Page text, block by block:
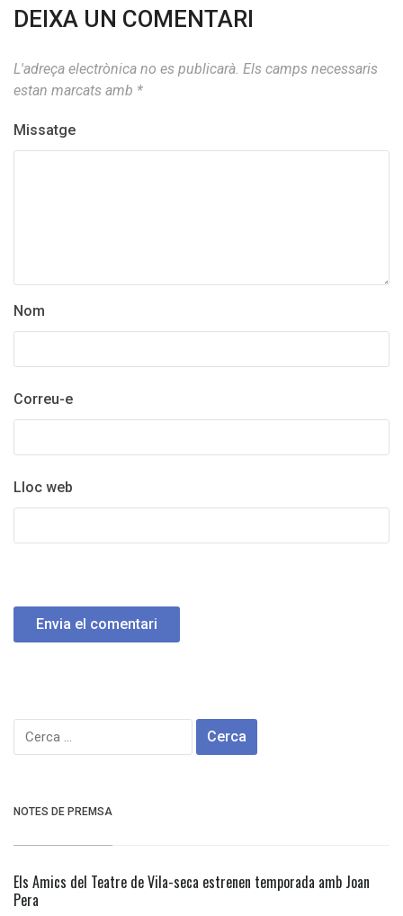
DEIXA UN COMENTARI
L'adreça electrònica no es publicarà. Els camps necessaris
estan marcats amb *
Missatge
Nom
Correu-e
Lloc web
Cerca:
NOTES DE PREMSA
Els Amics del Teatre de Vila-seca estrenen temporada amb Joan
Pera